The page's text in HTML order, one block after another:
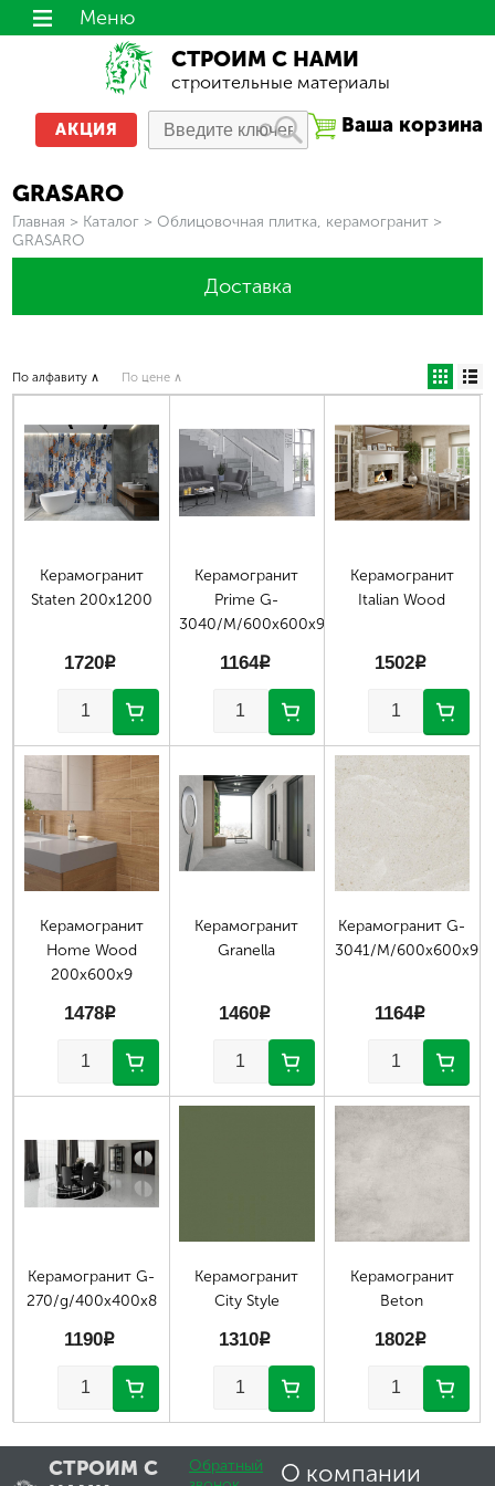
СТРОИМ С НАМИ
строительные материалы
Ваша корзина
АКЦИЯ
Меню
GRASARO
Вы здесь
Главная > Каталог > Облицовочная плитка, керамогранит >
GRASARO
Доставка
По алфавиту ∧ По цене ∧
Керамогранит
Staten 200х1200
1720p
Керамогранит
Prime G-
3040/M/600x600x9
1164p
Керамогранит
Italian Wood
1502p
Керамогранит
Home Wood
200х600х9
1478p
Керамогранит
Granella
1460p
Керамогранит G-
3041/M/600x600x9
1164p
Керамогранит G-
270/g/400x400x8
1190p
Керамогранит
City Style
1310p
Керамогранит
Beton
1802p
СТРОИМ С
Обратный
О компании